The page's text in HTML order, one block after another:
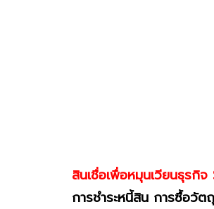
สินเชื่อเพื่อหมุนเวียนธุรกิจ
การชำระหนี้สิน การซื้อวัต